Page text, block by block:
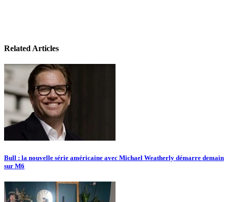
Related Articles
Bull : la nouvelle série américaine avec Michael Weatherly démarre demain
sur M6